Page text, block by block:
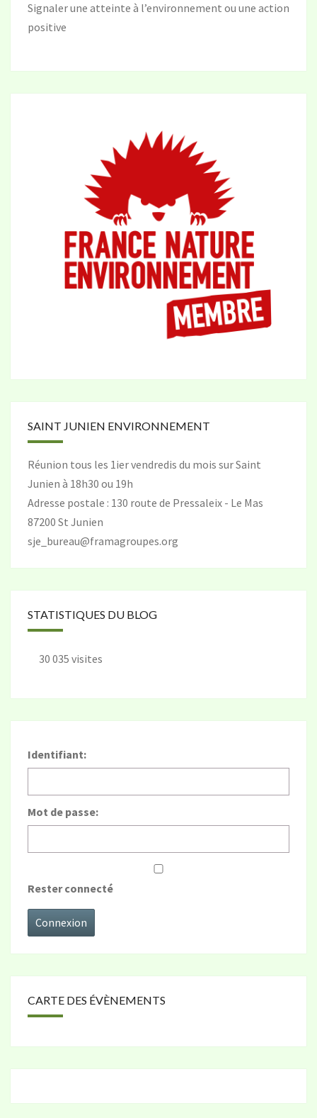
Signaler une atteinte à l’environnement ou une action
positive
SAINT JUNIEN ENVIRONNEMENT
Réunion tous les 1ier vendredis du mois sur Saint
Junien à 18h30 ou 19h
Adresse postale : 130 route de Pressaleix - Le Mas
87200 St Junien
sje_bureau@framagroupes.org
STATISTIQUES DU BLOG
30 035 visites
Identifiant:
Mot de passe:
Rester connecté
Connexion
CARTE DES ÉVÈNEMENTS